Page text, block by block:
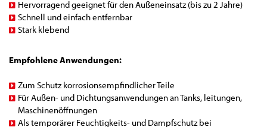
Hervorragend geeignet für den Außeneinsatz (bis zu 2 Jahre)
Schnell und einfach entfernbar
Stark klebend
Empfohlene Anwendungen:
Zum Schutz korrosionsempfindlicher Teile
Für Außen- und Dichtungsanwendungen an Tanks, leitungen,
Maschinenöffnungen
Als temporärer Feuchtigkeits- und Dampfschutz bei